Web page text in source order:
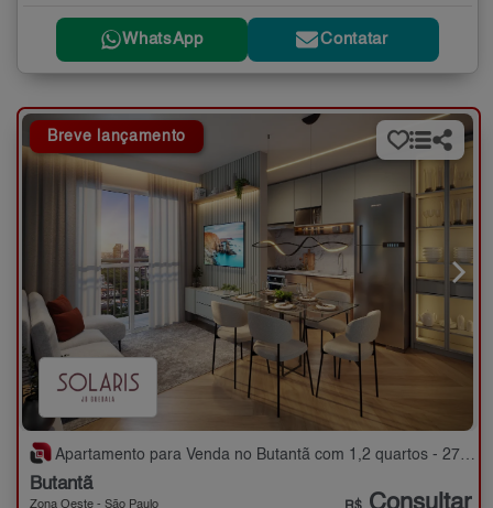
WhatsApp Contatar
Breve lançamento
Apartamento para Venda no Butantã com 1,2 quartos - 27 a 38 m²
Butantã
Zona Oeste - São Paulo